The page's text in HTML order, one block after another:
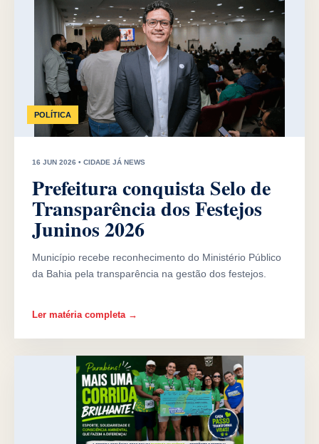
POLÍTICA
16 JUN 2026 • CIDADE JÁ NEWS
Prefeitura conquista Selo de
Transparência dos Festejos
Juninos 2026
Município recebe reconhecimento do Ministério Público
da Bahia pela transparência na gestão dos festejos.
Ler matéria completa →